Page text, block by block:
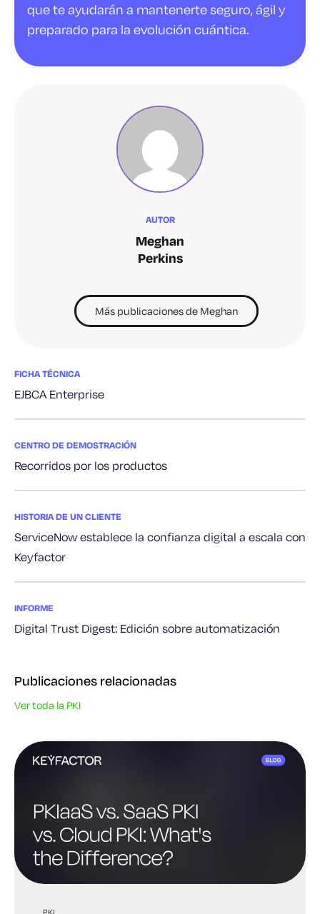
que te ayudarán a mantenerte seguro, ágil y
preparado para la evolución cuántica.
AUTOR
Meghan
Perkins
Más publicaciones de Meghan
FICHA TÉCNICA
EJBCA Enterprise
CENTRO DE DEMOSTRACIÓN
Recorridos por los productos
HISTORIA DE UN CLIENTE
ServiceNow establece la confianza digital a escala con
Keyfactor
INFORME
Digital Trust Digest: Edición sobre automatización
Publicaciones relacionadas
Ver toda la PKI
PKI
PKI
PQC